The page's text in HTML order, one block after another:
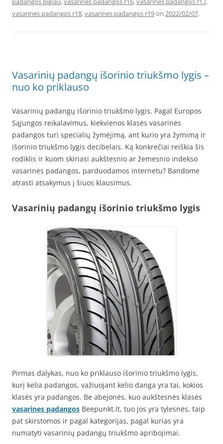
vasarines padangos r18,vasarines padangos r19on 2022/02/07.
Vasarinių padangų išorinio triukšmo lygis –
nuo ko priklauso
Vasarinių padangų išorinio triukšmo lygis. Pagal Europos
Sąjungos reikalavimus, kiekvienos klasės vasarinės
padangos turi specialių žymėjimą, ant kurio yra žymimą ir
išorinio triukšmo lygis decibelais. Ką konkrečiai reiškia šis
rodiklis ir kuom skiriasi aukštesnio ar žemesnio indekso
vasarinės padangos, parduodamos internetu? Bandome
atrasti atsakymus į šiuos klausimus.
Vasarinių padangų išorinio triukšmo lygis
Pirmas dalykas, nuo ko priklauso išorinio triukšmo lygis,
kurį kelia padangos, važiuojant kelio danga yra tai, kokios
klasės yra padangos. Be abejonės, kuo aukštesnės klasės
vasarines padangos Beepunkt.lt, tuo jos yra tylesnės, taip
pat skirstomos ir pagal kategorijas, pagal kurias yra
numatyti vasarinių padangų triukšmo apribojimai.